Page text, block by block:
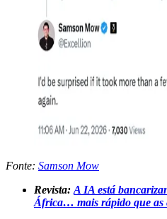
Fonte: Samson Mow
Revista: A IA está
África… mais rápido que as